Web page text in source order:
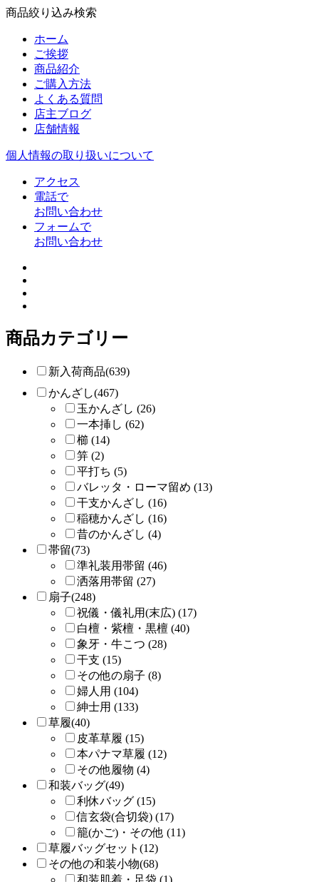
商品絞り込み検索
ホーム
ご挨拶
商品紹介
ご購入方法
よくある質問
店主ブログ
店舗情報
個人情報の取り扱いについて
アクセス
電話で
お問い合わせ
フォームで
お問い合わせ
商品カテゴリー
新入荷商品(639)
かんざし(467)
玉かんざし (26)
一本挿し (62)
櫛 (14)
笄 (2)
平打ち (5)
バレッタ・ローマ留め (13)
干支かんざし (16)
稲穂かんざし (16)
昔のかんざし (4)
帯留(73)
準礼装用帯留 (46)
洒落用帯留 (27)
扇子(248)
祝儀・儀礼用(末広) (17)
白檀・紫檀・黒檀 (40)
象牙・牛こつ (28)
干支 (15)
その他の扇子 (8)
婦人用 (104)
紳士用 (133)
草履(40)
皮革草履 (15)
本パナマ草履 (12)
その他履物 (4)
和装バッグ(49)
利休バッグ (15)
信玄袋(合切袋) (17)
籠(かご)・その他 (11)
草履バッグセット(12)
その他の和装小物(68)
和装肌着・足袋 (1)